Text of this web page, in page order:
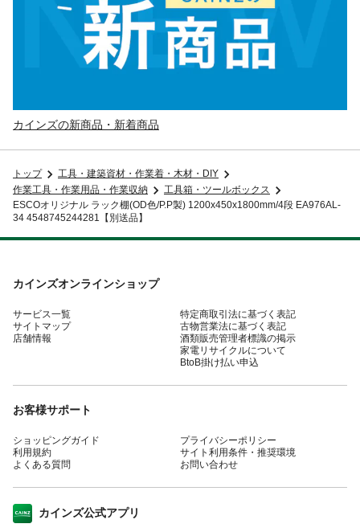
カインズの新商品・新着商品
トップ
工具・建築資材・作業着・木材・DIY
作業工具・作業用品・作業収納
工具箱・ツールボックス
ESCOオリジナル ラック棚(OD色/P.P製) 1200x450x1800mm/4段 EA976AL-
34 4548745244281【別送品】
カインズオンラインショップ
サービス一覧
サイトマップ
店舗情報
特定商取引法に基づく表記
古物営業法に基づく表記
酒類販売管理者標識の掲示
家電リサイクルについて
BtoB掛け払い申込
お客様サポート
ショッピングガイド
利用規約
よくある質問
プライバシーポリシー
サイト利用条件・推奨環境
お問い合わせ
カインズ公式アプリ